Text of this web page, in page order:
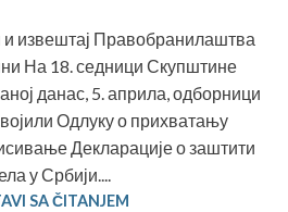
и извештај Правобранилаштва
На 18. седници Скупштине
данас, 5. априла, одборници
Одлуку о прихватању
Декларације о заштити
у Србији....
SA ČITANJEM